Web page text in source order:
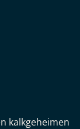
kalkgeheimen